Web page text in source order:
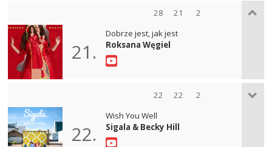
28 21 2
21.
Dobrze jest, jak jest
Roksana Węgiel
22 22 2
22.
Wish You Well
Sigala & Becky Hill